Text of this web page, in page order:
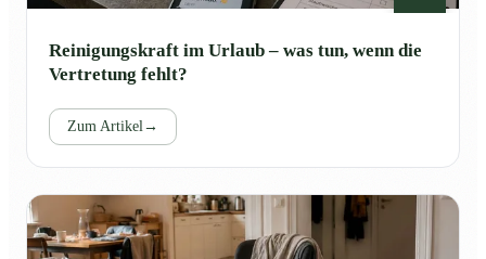
Reinigungskraft im Urlaub – was tun, wenn die
Vertretung fehlt?
Zum Artikel →